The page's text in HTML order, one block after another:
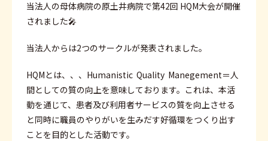
当法人の母体病院の原土井病院で第42回 HQM大会が開催
されました🎤
当法人からは2つのサークルが発表されました。
HQMとは、、、Humanistic Quality Manegement＝人
間としての質の向上を意味しております。これは、本活
動を通じて、患者及び利用者サービスの質を向上させる
と同時に職員のやりがいを生みだす好循環をつくり出す
ことを目的とした活動です。